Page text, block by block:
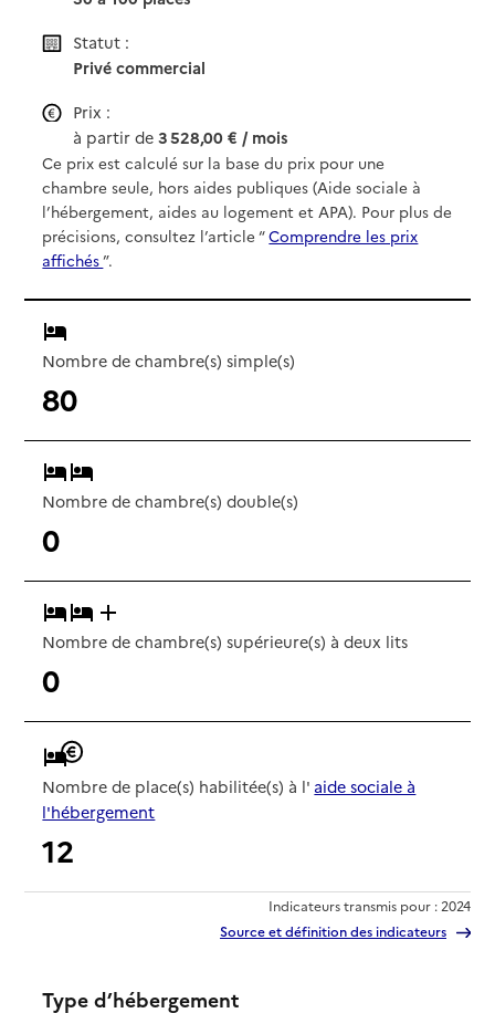
Statut :
Privé commercial
Prix :
à partir de3 528,00 € / mois
Ce prix est calculé sur la base du prix pour une
chambre seule, hors aides publiques (Aide sociale à
l’hébergement, aides au logement et APA). Pour plus de
précisions, consultez l’article “Comprendre les prix
affichés”.
Nombre de chambre(s) simple(s)
80
Nombre de chambre(s) double(s)
0
Nombre de chambre(s) supérieure(s) à deux lits
0
Nombre de place(s) habilitée(s) à l' aide sociale à
l'hébergement
12
Indicateurs transmis pour : 2024
Source et définition des indicateurs
Type d’hébergement